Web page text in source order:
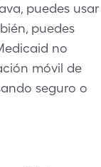
puedes usar
puedes
no
móvil de
seguro o